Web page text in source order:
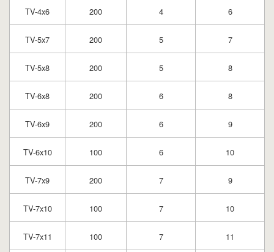
TV-4x6 200 4 6
TV-5x7 200 5 7
TV-5x8 200 5 8
TV-6x8 200 6 8
TV-6x9 200 6 9
TV-6x10 100 6 10
TV-7x9 200 7 9
TV-7x10 100 7 10
TV-7x11 100 7 11